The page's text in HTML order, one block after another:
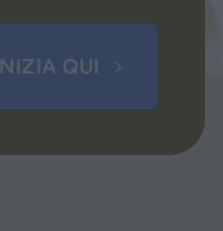
QUI